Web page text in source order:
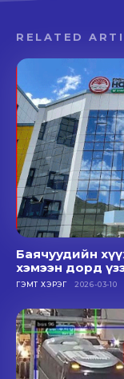
RELATED
Баячуудийн
хэмээн дорд
ГЭМТ ХЭРЭГ 2026-03-10